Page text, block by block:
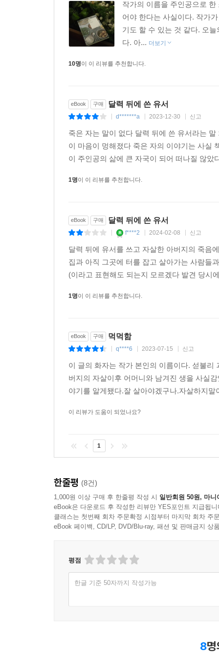
작가의 이름을 주인공으로
어야 한다는 사실이다. 작가
기도 할 수 있는 것 같다. 오
다. 아... 더보기
10명이 이 리뷰를 추천합니다.
eBook 구매 달력 뒤에 쓴 유서
d*******a 2023-12-30 신고
죽은 자는 말이 없다 달력 뒤에 쓴 유서라는
이 마음이 멍해졌다 죽은 자의 이야기는 사실
이 주인공의 삶에 큰 자국이 되어 떠나질 않
1명이 이 리뷰를 추천합니다.
eBook 구매 달력 뒤에 쓴 유서
f****2 2024-02-08 신고
달력 뒤에 유서를 쓰고 자살한 아버지의 죽음
집과 아직 그곳에 터를 잡고 살아가는 사람들
(이라고 표현해도 되는지 모르겠다 발견 당시
1명이 이 리뷰를 추천합니다.
eBook 구매 먹먹함
q****6 2023-07-15 신고
이 글의 화자는 작가 본인의 이름이다. 섣불
버지의 자살이후 어머니와 남겨진 생을 사실
야기를 알게됐다.잘 살아야겠구나.자살하지
이 리뷰가 도움이 되었나요?
1
한줄평 (8건)
1,000원 이상 구매 후 한줄평 작성 시 일반회원 50원, 마니
eBook은 다운로드 후 작성한 리뷰만 YES포인트 지급됩니
클래스는 첫번째 회차 주문확정 시점부터 마지막 회차 주
eBook 페이백, CD/LP, DVD/Blu-ray, 패션 및 판매금지 상
평점
한글 기준 50자까지 작성가능
8